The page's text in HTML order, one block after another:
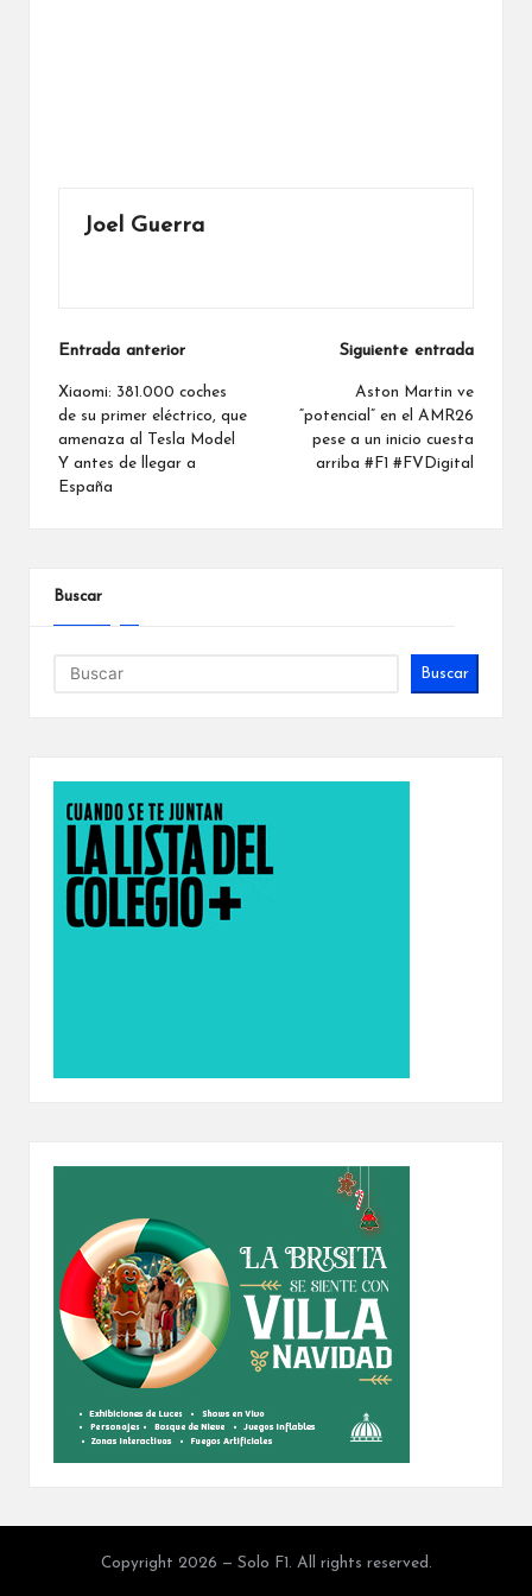
Joel Guerra
Navegación
de
entradas
Entrada anterior
Xiaomi: 381.000 coches
de su primer eléctrico, que
amenaza al Tesla Model
Y antes de llegar a
España
Siguiente entrada
Aston Martin ve
“potencial” en el AMR26
pese a un inicio cuesta
arriba #F1 #FVDigital
Buscar
Buscar
Copyright 2026 — Solo F1. All rights reserved.